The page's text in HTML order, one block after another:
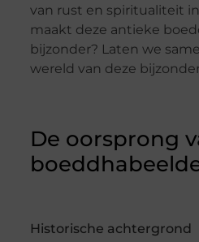
van rust en spiritualiteit
maakt deze antieke
bijzonder? Laten we
wereld van deze
De oorsprong
Historische achtergrond